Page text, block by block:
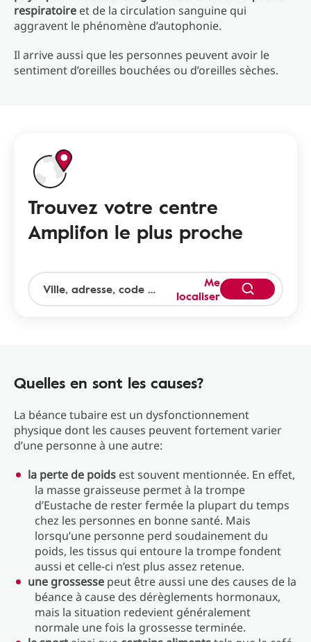
respiratoire et de la circulation sanguine qui
aggravent le phénomène d’autophonie.
Il arrive aussi que les personnes peuvent avoir le
sentiment d’oreilles bouchées ou d’oreilles sèches.
Trouvez votre centre
Amplifon le plus proche
Me
localiser
Quelles en sont les causes?
La béance tubaire est un dysfonctionnement
physique dont les causes peuvent fortement varier
d’une personne à une autre:
la perte de poids est souvent mentionnée. En effet,
la masse graisseuse permet à la trompe
d’Eustache de rester fermée la plupart du temps
chez les personnes en bonne santé. Mais
lorsqu’une personne perd soudainement du
poids, les tissus qui entoure la trompe fondent
aussi et celle-ci n’est plus assez retenue.
une grossesse peut être aussi une des causes de la
béance à cause des dérèglements hormonaux,
mais la situation redevient généralement
normale une fois la grossesse terminée.